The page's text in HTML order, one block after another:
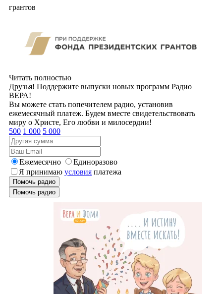
грантов
Читать полностью
Друзья! Поддержите выпуски новых программ Радио
ВЕРА!
Вы можете стать попечителем радио, установив
ежемесячный платеж. Будем вместе свидетельствовать
миру о Христе, Его любви и милосердии!
500 1 000 5 000
Ежемесячно
Единоразово
Я принимаю условия платежа
Помочь радио
Помочь радио